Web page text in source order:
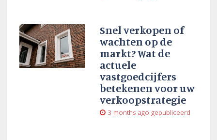
Snel verkopen of
wachten op de
markt? Wat de
actuele
vastgoedcijfers
betekenen voor uw
verkoopstrategie
3 months ago gepubliceerd